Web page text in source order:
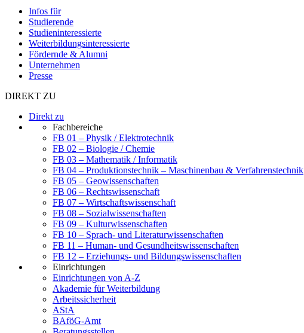
Infos für
Studierende
Studieninteressierte
Weiterbildungsinteressierte
Fördernde & Alumni
Unternehmen
Presse
DIREKT ZU
Direkt zu
Fachbereiche
FB 01 – Physik / Elektrotechnik
FB 02 – Biologie / Chemie
FB 03 – Mathematik / Informatik
FB 04 – Produktionstechnik – Maschinenbau & Verfahrenstechnik
FB 05 – Geowissenschaften
FB 06 – Rechtswissenschaft
FB 07 – Wirtschaftswissenschaft
FB 08 – Sozialwissenschaften
FB 09 – Kulturwissenschaften
FB 10 – Sprach- und Literaturwissenschaften
FB 11 – Human- und Gesundheitswissenschaften
FB 12 – Erziehungs- und Bildungswissenschaften
Einrichtungen
Einrichtungen von A-Z
Akademie für Weiterbildung
Arbeitssicherheit
AStA
BAföG-Amt